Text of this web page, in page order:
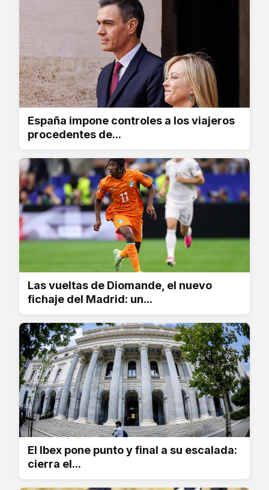
España impone controles a los viajeros
procedentes de...
Las vueltas de Diomande, el nuevo
fichaje del Madrid: un...
El Ibex pone punto y final a su escalada:
cierra el...